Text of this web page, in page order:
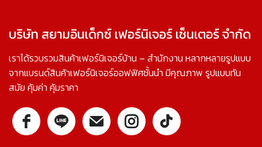
บริษัท สยามอินเด็กซ์ เฟอร์นิเจอร์ เซ็นเตอร์ จำกัด
เราได้รวบรวมสินค้าเฟอร์นิเจอร์บ้าน – สำนักงาน หลากหลายรูปแบบ
จากแบรนด์สินค้าเฟอร์นิเจอร์ออฟฟิศชั้นนำ มีคุณภาพ รูปแบบทัน
สมัย คุ้มค่า คุ้มราคา